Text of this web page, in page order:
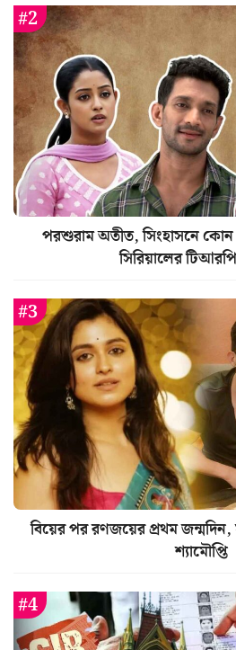
পরশুরাম অতীত, সিংহাসনে কোন
সিরিয়ালের
বিয়ের পর রণজয়ের প্রথম জন্মদিন,
শ্যামৌপ্তি